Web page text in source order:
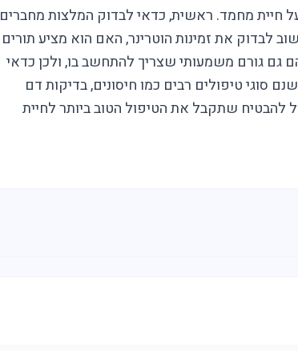
חיית מחמד. ראשית, כדאי לבדוק המלצות מחברים
לבדוק את זמינות הוטרינר, האם הוא מציע תורים
גם גורם משמעותי שצריך להתחשב בו, ולכן כדאי
סוגי טיפולים רבים כמו חיסונים, בדיקות דם
להבטיח שתקבל את הטיפול הטוב ביותר לחיית